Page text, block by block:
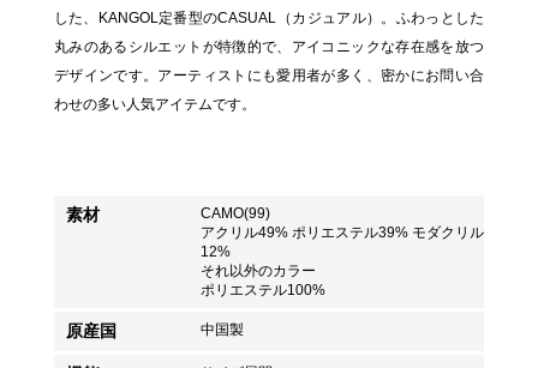
した、KANGOL定番型のCASUAL（カジュアル）。ふわっとした
丸みのあるシルエットが特徴的で、アイコニックな存在感を放つ
デザインです。アーティストにも愛用者が多く、密かにお問い合
わせの多い人気アイテムです。
素材
CAMO(99)
アクリル49% ポリエステル39% モダクリル
12%
それ以外のカラー
ポリエステル100%
原産国 中国製